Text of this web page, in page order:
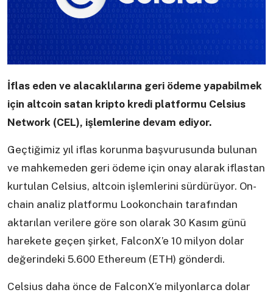
İflas eden ve alacaklılarına geri ödeme yapabilmek
için altcoin satan kripto kredi platformu Celsius
Network (CEL), işlemlerine devam ediyor.
Geçtiğimiz yıl iflas korunma başvurusunda bulunan
ve mahkemeden geri ödeme için onay alarak iflastan
kurtulan Celsius, altcoin işlemlerini sürdürüyor. On-
chain analiz platformu Lookonchain tarafından
aktarılan verilere göre son olarak 30 Kasım günü
harekete geçen şirket, FalconX’e 10 milyon dolar
değerindeki 5.600 Ethereum (ETH) gönderdi.
Celsius daha önce de FalconX’e milyonlarca dolar